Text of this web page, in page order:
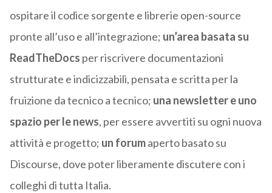
ospitare il codice sorgente e librerie open-source
pronte all’uso e all’integrazione; un’area basata su
ReadTheDocs per riscrivere documentazioni
strutturate e indicizzabili, pensata e scritta per la
fruizione da tecnico a tecnico; una newsletter e uno
spazio per le news, per essere avvertiti su ogni nuova
attività e progetto; un forumaperto basato su
Discourse, dove poter liberamente discutere con i
colleghi di tutta Italia.